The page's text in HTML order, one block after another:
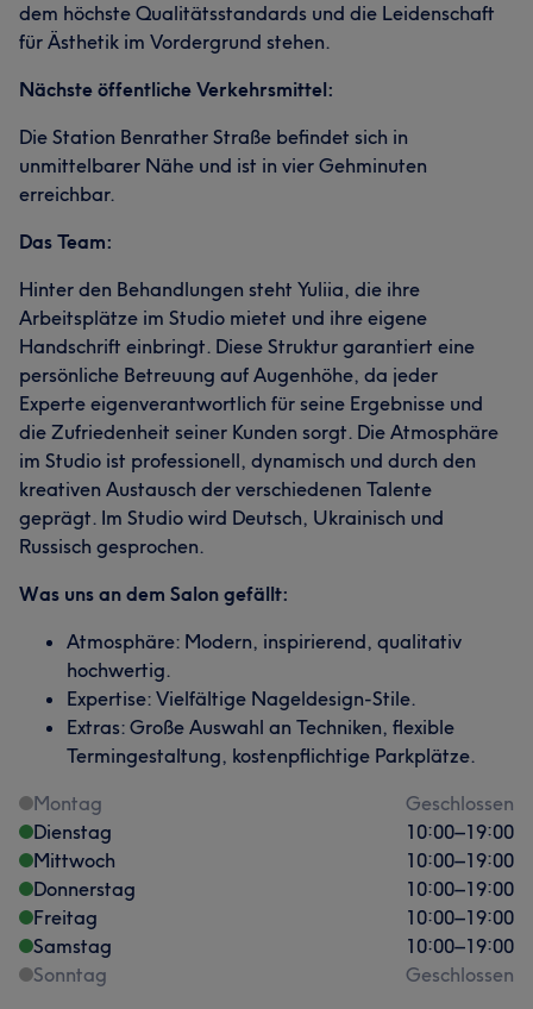
dem höchste Qualitätsstandards und die Leidenschaft
für Ästhetik im Vordergrund stehen.
Nächste öffentliche Verkehrsmittel:
Die Station Benrather Straße befindet sich in
unmittelbarer Nähe und ist in vier Gehminuten
erreichbar.
Das Team:
Hinter den Behandlungen steht Yuliia, die ihre
Arbeitsplätze im Studio mietet und ihre eigene
Handschrift einbringt. Diese Struktur garantiert eine
persönliche Betreuung auf Augenhöhe, da jeder
Experte eigenverantwortlich für seine Ergebnisse und
die Zufriedenheit seiner Kunden sorgt. Die Atmosphäre
im Studio ist professionell, dynamisch und durch den
kreativen Austausch der verschiedenen Talente
geprägt. Im Studio wird Deutsch, Ukrainisch und
Russisch gesprochen.
Was uns an dem Salon gefällt:
Atmosphäre: Modern, inspirierend, qualitativ
hochwertig.
Expertise: Vielfältige Nageldesign-Stile.
Extras: Große Auswahl an Techniken, flexible
Termingestaltung, kostenpflichtige Parkplätze.
Montag
Geschlossen
Dienstag
10:00–19:00
Mittwoch
10:00–19:00
Donnerstag
10:00–19:00
Freitag
10:00–19:00
Samstag
10:00–19:00
Sonntag
Geschlossen